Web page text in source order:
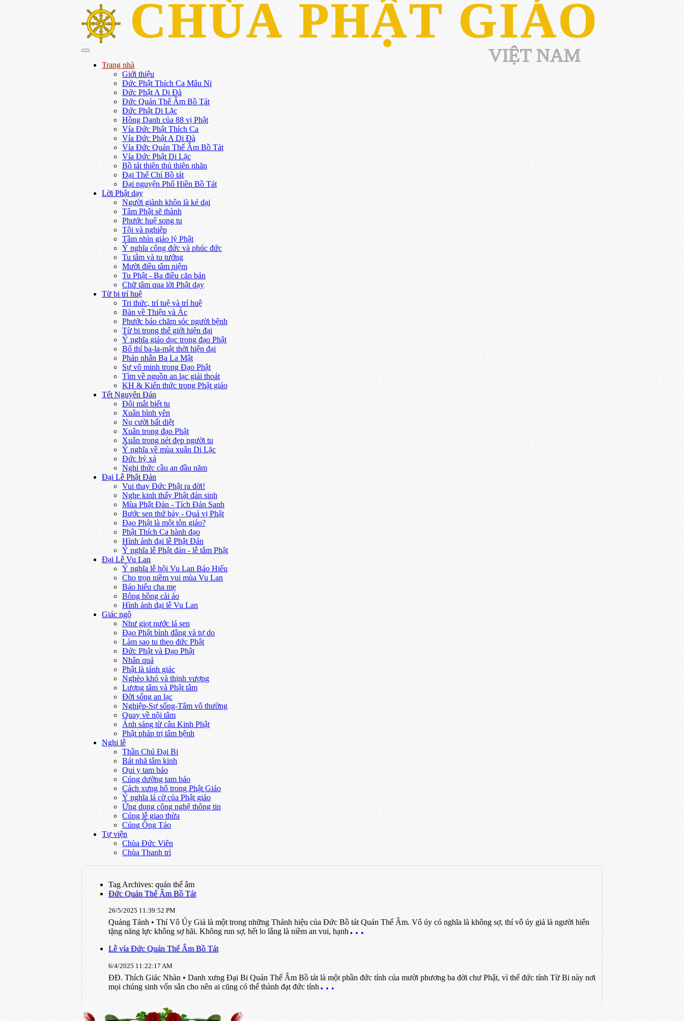
CHÙA PHẬT GIÁO
VIỆT NAM
Trang nhà
Giới thiệu
Đức Phật Thích Ca Mâu Ni
Đức Phật A Di Đà
Đức Quán Thế Âm Bồ Tát
Đức Phật Di Lặc
Hồng Danh của 88 vị Phật
Vía Đức Phật Thích Ca
Vía Đức Phật A Di Đà
Vía Đức Quán Thế Âm Bồ Tát
Vía Đức Phật Di Lặc
Bồ tát thiên thủ thiên nhãn
Đại Thế Chí Bồ tát
Đại nguyện Phổ Hiền Bồ Tát
Lời Phật dạy
Người giành khôn là kẻ dại
Tâm Phật sẽ thành
Phước huệ song tu
Tội và nghiệp
Tầm nhìn giáo lý Phật
Ý nghĩa công đức và phúc đức
Tu tâm và tu tướng
Mười điều tâm niệm
Tu Phật - Ba điều căn bản
Chữ tâm qua lời Phật dạy
Từ bi trí huệ
Tri thức, trí tuệ và trí huệ
Bàn về Thiện và Ác
Phước báo chăm sóc người bệnh
Từ bi trong thế giới hiện đại
Ý nghĩa giáo dục trong đạo Phật
Bố thí ba-la-mật thời hiện đại
Pháp nhẫn Ba La Mật
Sự vô minh trong Đạo Phật
Tìm về nguồn an lạc giải thoát
KH & Kiến thức trong Phật giáo
Tết Nguyên Đán
Đôi mắt biết tu
Xuân bình yên
Nụ cười bất diệt
Xuân trong đạo Phật
Xuân trong nét đẹp người tu
Ý nghĩa về mùa xuân Di Lặc
Đức hỷ xả
Nghi thức cầu an đầu năm
Đại Lễ Phật Đản
Vui thay Đức Phật ra đời!
Nghe kinh thấy Phật đản sinh
Mùa Phật Đản - Tích Đản Sanh
Bước sen thứ bảy - Quả vị Phật
Đạo Phật là một tôn giáo?
Phật Thích Ca hành đạo
Hình ảnh đại lễ Phật Đản
Ý nghĩa lễ Phật đản - lễ tắm Phật
Đại Lễ Vu Lan
Ý nghĩa lễ hội Vu Lan Báo Hiếu
Cho trọn niềm vui mùa Vu Lan
Báo hiếu cha mẹ
Bông hồng cài áo
Hình ảnh đại lễ Vu Lan
Giác ngộ
Như giọt nước lá sen
Đạo Phật bình đẳng và tự do
Làm sao tu theo đức Phật
Đức Phật và Đạo Phật
Nhân quả
Phật là tánh giác
Nghèo khó và thịnh vượng
Lương tâm và Phật tâm
Đời sống an lạc
Nghiệp-Sự sống-Tâm vô thường
Quay về nội tâm
Ánh sáng từ câu Kinh Phật
Phật pháp trị tâm bệnh
Nghi lễ
Thần Chú Đại Bi
Bát nhã tâm kinh
Qui y tam bảo
Cúng dường tam bảo
Cách xưng hô trong Phật Giáo
Ý nghĩa lá cờ của Phật giáo
Ứng dụng công nghệ thông tin
Cúng lễ giao thừa
Cúng Ông Táo
Tự viện
Chùa Đức Viên
Chùa Thanh trì
Tag Archives: quán thế âm
Đức Quán Thế Âm Bồ Tát
26/5/2025 11:39:52 PM
Quảng Tánh • Thí Vô Úy Giả là một trong những Thánh hiệu của Đức Bồ tát Quán Thế Âm. Vô úy có nghĩa là không sợ, thí vô úy giả là người hiến
tặng năng lực không sợ hãi. Không run sợ, hết lo lắng là niềm an vui, hạnh
Lễ vía Đức Quán Thế Âm Bồ Tát
6/4/2025 11:22:17 AM
ĐĐ. Thích Giác Nhàn • Danh xưng Đại Bi Quán Thế Âm Bồ tát là một phần đức tính của mười phương ba đời chư Phật, vì thế đức tính Từ Bi này nơi
mọi chúng sinh vốn sẳn cho nên ai cũng có thể thành đạt đức tính